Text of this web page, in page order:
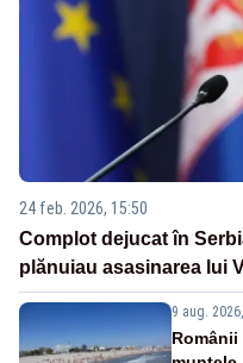
24 feb. 2026, 15:50
Complot dejucat în
plănuiau asasinarea lui
9 aug.